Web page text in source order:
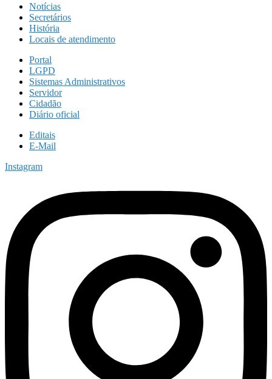
Notícias
Secretários
História
Locais de atendimento
Portal
LGPD
Sistemas Administrativos
Servidor
Cidadão
Diário oficial
Editais
E-Mail
Instagram